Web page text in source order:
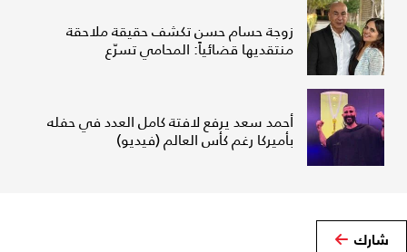
زوجة حسام حسن تكشف حقيقة ملاحقة
منتقديها قضائياً: المحامي تسرّع
أحمد سعد يرفع لافتة كامل العدد في حفله
بأميركا رغم كأس العالم (فيديو)
شارك